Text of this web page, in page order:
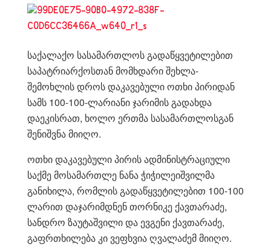
საქალაქო სასამართლოს გადაწყვეტილებით
საპატრიარქოსთან მომხდარი შეხლა-
შემოხლის დროს დაკავებული ოთხი პირიდან
სამს 100-100-ლარიანი ჯარიმის გადახდა
დაეკისრათ, ხოლო ერთმა სასამართლოსგან
შენიშვნა მიიღო.
ოთხი დაკავებული პირის ადმინისტრაციული
საქმე მოსამართლე ნანა ჭიჭილეიშვილმა
განიხილა, რომლის გადაწყვეტილებით 100-100
ლარით დაჯარიმდნენ თორნიკე ქავთარაძე,
სანდრო ზაუტაშვილი და ევგენი ქავთარაძე,
გაფრთხილება კი ვეფხვია ღვალაძემ მიიღო.